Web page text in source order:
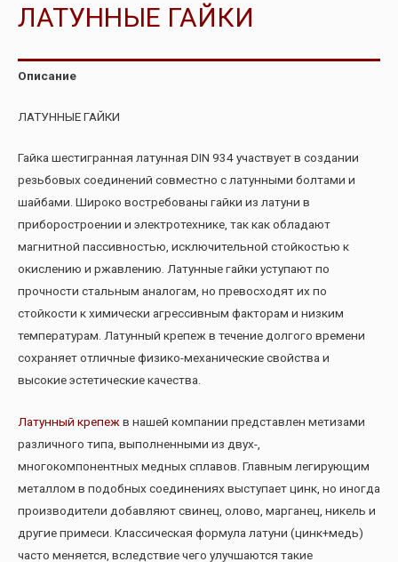
ЛАТУННЫЕ ГАЙКИ
Описание
ЛАТУННЫЕ ГАЙКИ
Гайка шестигранная латунная DIN 934 участвует в создании
резьбовых соединений совместно с латунными болтами и
шайбами. Широко востребованы гайки из латуни в
приборостроении и электротехнике, так как обладают
магнитной пассивностью, исключительной стойкостью к
окислению и ржавлению. Латунные гайки уступают по
прочности стальным аналогам, но превосходят их по
стойкости к химически агрессивным факторам и низким
температурам. Латунный крепеж в течение долгого времени
сохраняет отличные физико-механические свойства и
высокие эстетические качества.
Латунный крепежв нашей компании представлен метизами
различного типа, выполненными из двух-,
многокомпонентных медных сплавов. Главным легирующим
металлом в подобных соединениях выступает цинк, но иногда
производители добавляют свинец, олово, марганец, никель и
другие примеси. Классическая формула латуни (цинк+медь)
часто меняется, вследствие чего улучшаются такие